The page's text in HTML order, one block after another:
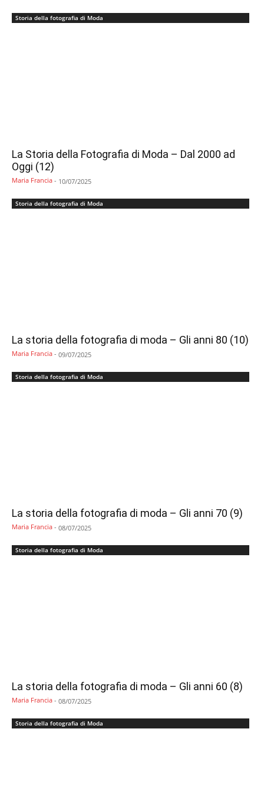
Storia della fotografia di Moda
La Storia della Fotografia di Moda – Dal 2000 ad
Oggi (12)
Maria Francia - 10/07/2025
Storia della fotografia di Moda
La storia della fotografia di moda – Gli anni 80 (10)
Maria Francia - 09/07/2025
Storia della fotografia di Moda
La storia della fotografia di moda – Gli anni 70 (9)
Maria Francia - 08/07/2025
Storia della fotografia di Moda
La storia della fotografia di moda – Gli anni 60 (8)
Maria Francia - 08/07/2025
Storia della fotografia di Moda